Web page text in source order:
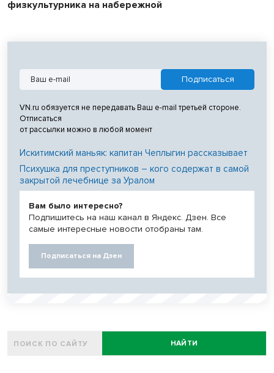
физкультурника на набережной
VN.ru обязуется не передавать Ваш e-mail третьей стороне.
Отписаться
от рассылки можно в любой момент
Искитимский маньяк: капитан Чеплыгин рассказывает
Психушка для преступников – кого содержат в самой
закрытой лечебнице за Уралом
Вам было интересно?
Подпишитесь на наш канал в Яндекс. Дзен. Все
самые интересные новости отобраны там.
Подписаться на Дзен
НАЙТИ